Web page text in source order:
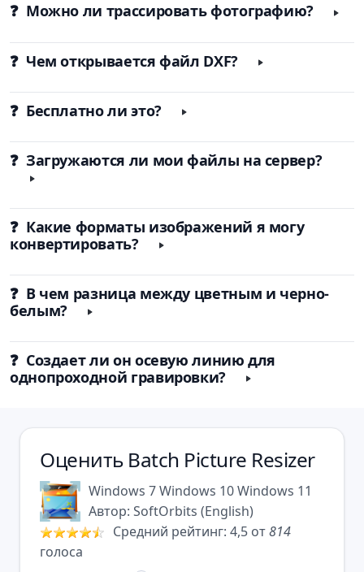
❓ Можно ли трассировать фотографию?
❓ Чем открывается файл DXF?
❓ Бесплатно ли это?
❓ Загружаются ли мои файлы на сервер?
❓ Какие форматы изображений я могу
конвертировать?
❓ В чем разница между цветным и черно-
белым?
❓ Создает ли он осевую линию для
однопроходной гравировки?
Оценить Batch Picture Resizer
Windows 7Windows 10Windows 11
Автор: SoftOrbits (English)
Средний рейтинг: 4,5 от814
голоса